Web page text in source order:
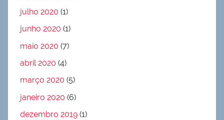
julho 2020 (1)
junho 2020 (1)
maio 2020 (7)
abril 2020 (4)
março 2020 (5)
janeiro 2020 (6)
dezembro 2019 (1)